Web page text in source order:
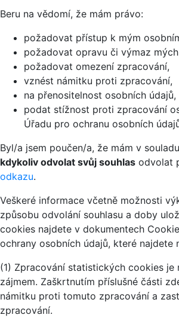
Beru na vědomí, že mám právo:
požadovat přístup k mým
požadovat opravu či výmaz
požadovat omezení zpracování,
vznést námitku proti zpracování,
na přenositelnost osobních údajů,
podat stížnost proti zpracování
Úřadu pro ochranu osobních
Byl/a jsem poučen/a, že mám v
kdykoliv odvolat svůj souhlas odvolat
odkazu.
Veškeré informace včetně možnosti
způsobu odvolání souhlasu a doby
cookies najdete v dokumentech
ochrany osobních údajů, které najdete
(1) Zpracování statistických cookies je
zájmem. Zaškrtnutím příslušné části
námitku proti tomuto zpracování a
zpracování.